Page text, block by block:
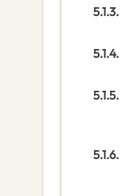
5.1.3.
5.1.4.
5.1.5.
5.1.6.